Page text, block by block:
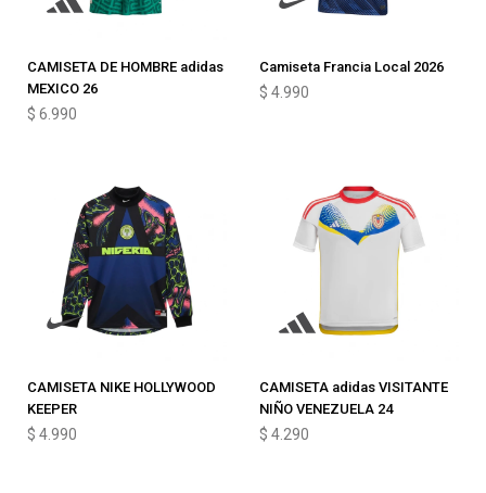
CAMISETA DE HOMBRE adidas
MEXICO 26
$ 6.990
Camiseta Francia Local 2026
$ 4.990
CAMISETA NIKE HOLLYWOOD
KEEPER
$ 4.990
CAMISETA adidas VISITANTE
NIÑO VENEZUELA 24
$ 4.290